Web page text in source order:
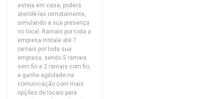
esteja em casa, poderá
atendê-las remotamente,
simulando a sua presença
no local. Ramais por toda a
empresa Instale até 7
ramais por toda sua
empresa, sendo 5 ramais
sem fio e 2 ramais com fio,
e ganhe agilidade na
comunicação com mais
opções de locais para